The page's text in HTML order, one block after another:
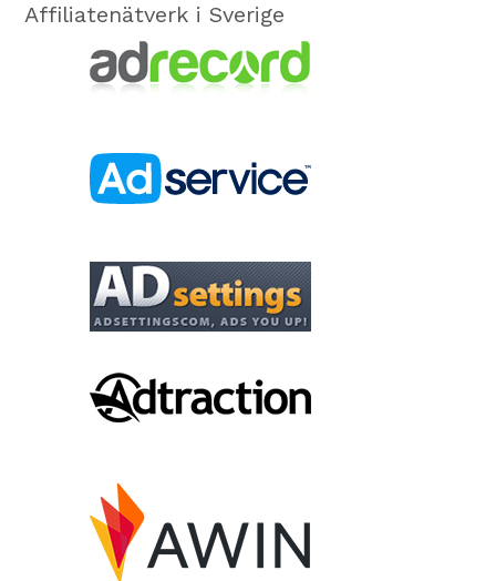
Affiliatenätverk i Sverige